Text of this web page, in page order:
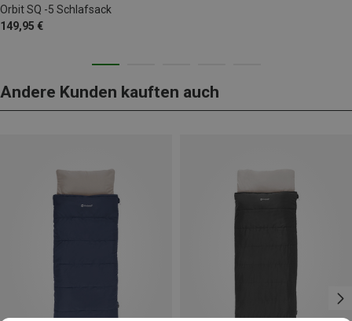
Orbit SQ -5 Schlafsack
149,95 €
Andere Kunden kauften auch